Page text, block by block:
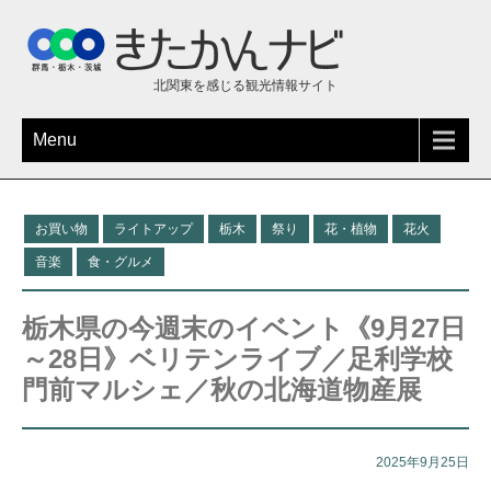
北関東を感じる観光情報サイト
Menu
お買い物 ライトアップ 栃木 祭り 花・植物 花火
音楽 食・グルメ
栃木県の今週末のイベント《9月27日
～28日》ベリテンライブ／足利学校
門前マルシェ／秋の北海道物産展
2025年9月25日